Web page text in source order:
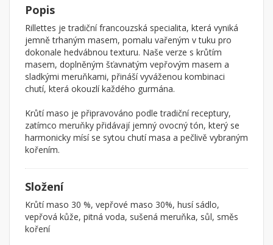
Popis
Rillettes je tradiční francouzská specialita, která vyniká
jemně trhaným masem, pomalu vařeným v tuku pro
dokonale hedvábnou texturu. Naše verze s krůtím
masem, doplněným šťavnatým vepřovým masem a
sladkými meruňkami, přináší vyváženou kombinaci
chutí, která okouzlí každého gurmána.
Krůtí maso je připravováno podle tradiční receptury,
zatímco meruňky přidávají jemný ovocný tón, který se
harmonicky mísí se sytou chutí masa a pečlivě vybraným
kořením.
Složení
Krůtí maso 30 %, vepřové maso 30%, husí sádlo,
vepřová kůže, pitná voda, sušená meruňka, sůl, směs
koření